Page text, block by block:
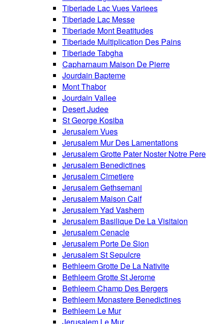
Tiberiade Lac Vues Variees
Tiberiade Lac Messe
Tiberiade Mont Beatitudes
Tiberiade Multiplication Des Pains
Tiberiade Tabgha
Capharnaum Maison De Pierre
Jourdain Bapteme
Mont Thabor
Jourdain Vallee
Desert Judee
St George Kosiba
Jerusalem Vues
Jerusalem Mur Des Lamentations
Jerusalem Grotte Pater Noster Notre Pere
Jerusalem Benedictines
Jerusalem Cimetiere
Jerusalem Gethsemani
Jerusalem Maison Caif
Jerusalem Yad Vashem
Jerusalem Basilique De La Visitaion
Jerusalem Cenacle
Jerusalem Porte De Sion
Jerusalem St Sepulcre
Bethleem Grotte De La Nativite
Bethleem Grotte St Jerome
Bethleem Champ Des Bergers
Bethleem Monastere Benedictines
Bethleem Le Mur